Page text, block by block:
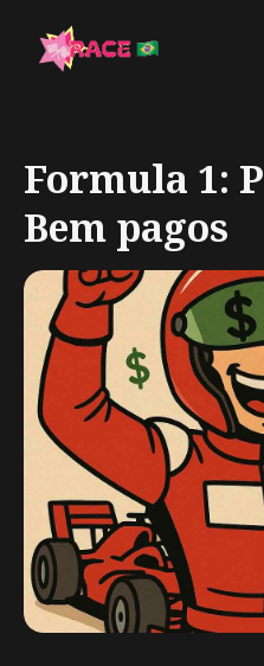
Blog
Formula 1:
Bem pagos